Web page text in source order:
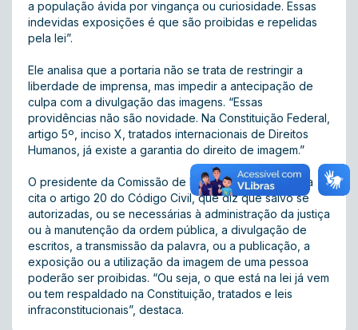
a população ávida por vingança ou curiosidade. Essas
indevidas exposições é que são proibidas e repelidas
pela lei”.
Ele analisa que a portaria não se trata de restringir a
liberdade de imprensa, mas impedir a antecipação de
culpa com a divulgação das imagens. “Essas
providências não são novidade. Na Constituição Federal,
artigo 5º, inciso X, tratados internacionais de Direitos
Humanos, já existe a garantia do direito de imagem.”
O presidente da Comissão de Direitos Humanos ainda
cita o artigo 20 do Código Civil, que diz que salvo se
autorizadas, ou se necessárias à administração da justiça
ou à manutenção da ordem pública, a divulgação de
escritos, a transmissão da palavra, ou a publicação, a
exposição ou a utilização da imagem de uma pessoa
poderão ser proibidas. “Ou seja, o que está na lei já vem
ou tem respaldado na Constituição, tratados e leis
infraconstitucionais”, destaca.